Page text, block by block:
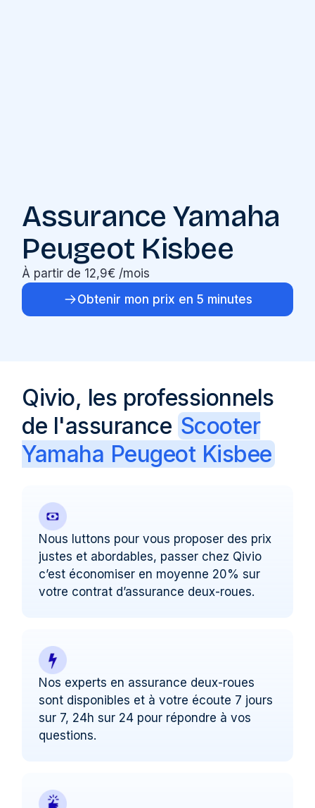
Assurance Yamaha
Peugeot Kisbee
À partir de 12,9€ /mois
Obtenir mon prix en 5 minutes
Qivio, les professionnels
de l'assurance Scooter
Yamaha Peugeot Kisbee
Nous luttons pour vous proposer des prix
justes et abordables, passer chez Qivio
c’est économiser en moyenne 20% sur
votre contrat d’assurance deux-roues.
Nos experts en assurance deux-roues
sont disponibles et à votre écoute 7 jours
sur 7, 24h sur 24 pour répondre à vos
questions.